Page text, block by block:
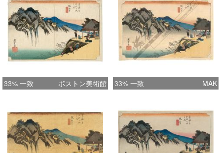
33% 一致 ボストン美術館 33% 一致 MAK